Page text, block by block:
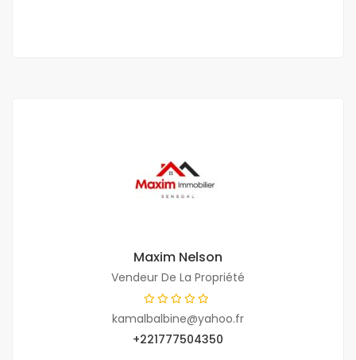
Maxim Nelson
Vendeur De La Propriété
kamalbalbine@yahoo.fr
+221777504350